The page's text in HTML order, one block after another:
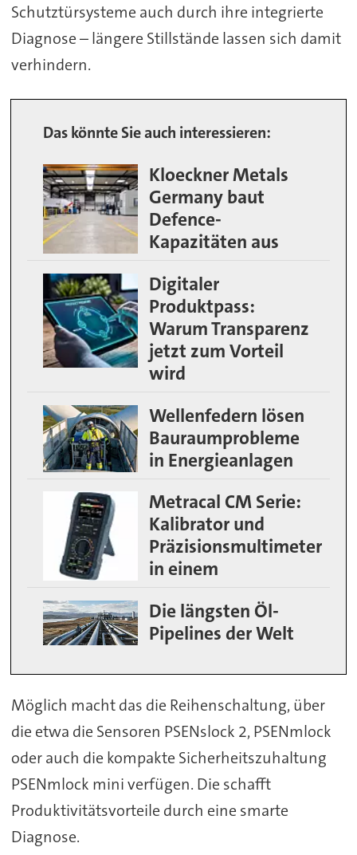
Schutztürsysteme auch durch ihre integrierte
Diagnose – längere Stillstände lassen sich damit
verhindern.
Das könnte Sie auch interessieren:
Kloeckner Metals
Germany baut
Defence-
Kapazitäten aus
Digitaler
Produktpass:
Warum Transparenz
jetzt zum Vorteil
wird
Wellenfedern lösen
Bauraumprobleme
in Energieanlagen
Metracal CM Serie:
Kalibrator und
Präzisionsmultimeter
in einem
Die längsten Öl-
Pipelines der Welt
Möglich macht das die Reihenschaltung, über
die etwa die Sensoren PSENslock 2, PSENmlock
oder auch die kompakte Sicherheitszuhaltung
PSENmlock mini verfügen. Die schafft
Produktivitätsvorteile durch eine smarte
Diagnose.